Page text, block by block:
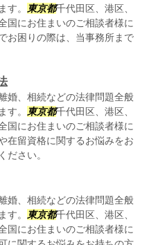
す。
東京都千代田区、港区、
国にお住まいのご相談者様に
お困りの際は、当事務所まで
婚、相続などの法律問題全般
す。
東京都千代田区、港区、
国にお住まいのご相談者様に
在留資格に関するお悩みをお
ださい。
婚、相続などの法律問題全般
す。
東京都千代田区、港区、
国にお住まいのご相談者様に